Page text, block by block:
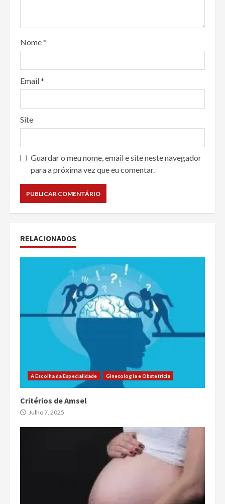
Nome*
Email*
Site
Guardar o meu nome, email e site neste navegador
para a próxima vez que eu comentar.
RELACIONADOS
A Escolha da Especialidade Ginecologia e Obstetrícia
Critérios de Amsel
Julho 7, 2025